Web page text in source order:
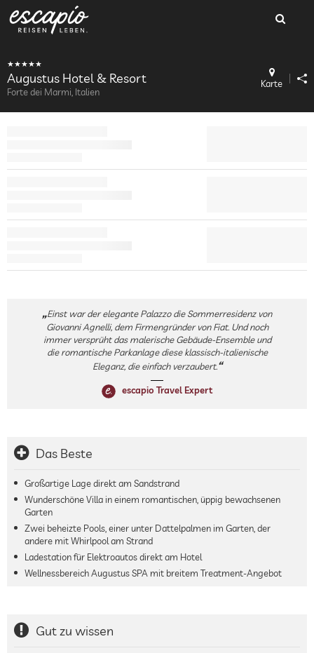
Augustus Hotel & Resort
Forte dei Marmi, Italien
Karte
Einst war der elegante Palazzo die Sommerresidenz von
Giovanni Agnelli, dem Firmengründer von Fiat. Und noch
immer versprüht das malerische Gebäude-Ensemble und
die romantische Parkanlage diese klassisch-italienische
Eleganz, die einfach verzaubert.
escapio Travel Expert
Das Beste
Großartige Lage direkt am Sandstrand
Wunderschöne Villa in einem romantischen, üppig bewachsenen
Garten
Zwei beheizte Pools, einer unter Dattelpalmen im Garten, der
andere mit Whirlpool am Strand
Ladestation für Elektroautos direkt am Hotel
Wellnessbereich Augustus SPA mit breitem Treatment-Angebot
Gut zu wissen